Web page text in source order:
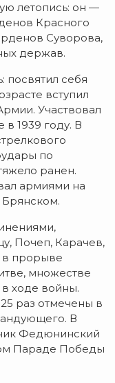
летопись: он —
Красного
Суворова,
держав.
посвятил себя
вступил
Участвовал
в 1939 году. В
по
ранен.
армиями на
Брянском.
Почеп, Карачев,
в прорыве
множестве
ходе войны.
раз отмечены в
В
Федюнинский
Параде Победы